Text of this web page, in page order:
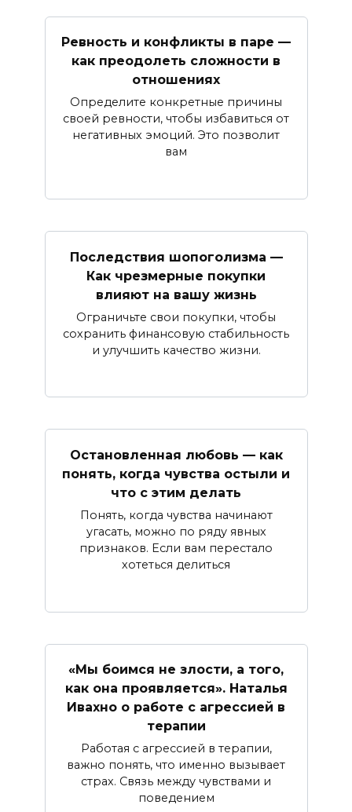
Ревность и конфликты в паре —
как преодолеть сложности в
отношениях
Определите конкретные причины
своей ревности, чтобы избавиться от
негативных эмоций. Это позволит
вам
Последствия шопоголизма —
Как чрезмерные покупки
влияют на вашу жизнь
Ограничьте свои покупки, чтобы
сохранить финансовую стабильность
и улучшить качество жизни.
Остановленная любовь — как
понять, когда чувства остыли и
что с этим делать
Понять, когда чувства начинают
угасать, можно по ряду явных
признаков. Если вам перестало
хотеться делиться
«Мы боимся не злости, а того,
как она проявляется». Наталья
Ивахно о работе с агрессией в
терапии
Работая с агрессией в терапии,
важно понять, что именно вызывает
страх. Связь между чувствами и
поведением